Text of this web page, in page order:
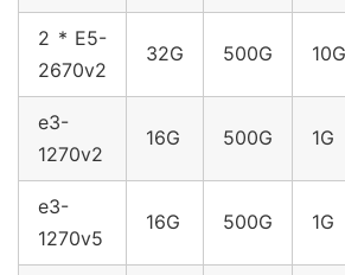
2 * E5-
2670v2
32G 500G 10G
e3-
1270v2
16G 500G 1G
e3-
1270v5
16G 500G 1G